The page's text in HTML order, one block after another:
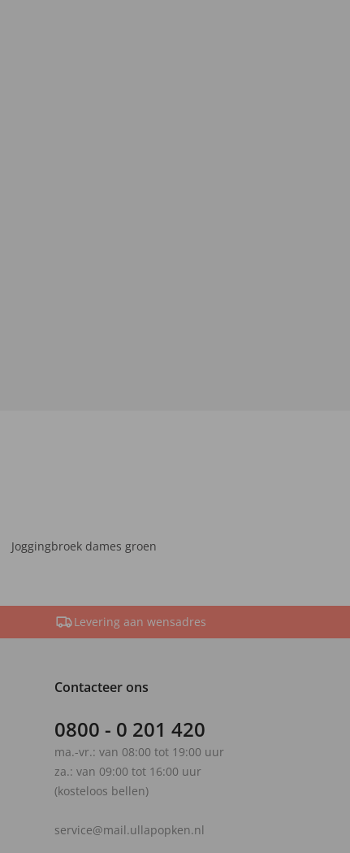
Joggingbroek dames groen
Levering aan wensadres
Contacteer ons
0800 - 0 201 420
ma.-vr.: van 08:00 tot 19:00 uur
za.: van 09:00 tot 16:00 uur
(kosteloos bellen)
service@mail.ullapopken.nl